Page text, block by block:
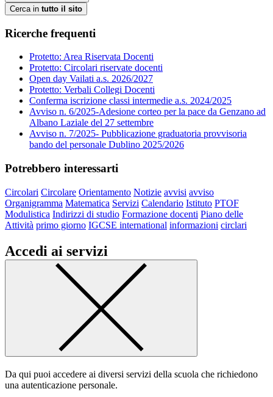
Cerca in tutto il sito
Ricerche frequenti
Protetto: Area Riservata Docenti
Protetto: Circolari riservate docenti
Open day Vailati a.s. 2026/2027
Protetto: Verbali Collegi Docenti
Conferma iscrizione classi intermedie a.s. 2024/2025
Avviso n. 6/2025-Adesione corteo per la pace da Genzano ad
Albano Laziale del 27 settembre
Avviso n. 7/2025- Pubblicazione graduatoria provvisoria
bando del personale Dublino 2025/2026
Potrebbero interessarti
Circolari Circolare Orientamento Notizie avvisi avviso
Organigramma Matematica Servizi Calendario Istituto PTOF
Modulistica Indirizzi di studio Formazione docenti Piano delle
Attività primo giorno IGCSE international informazioni circlari
Accedi ai servizi
Da qui puoi accedere ai diversi servizi della scuola che richiedono
una autenticazione personale.